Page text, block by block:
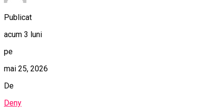
Publicat
acum 3 luni
pe
mai 25, 2026
De
Deny